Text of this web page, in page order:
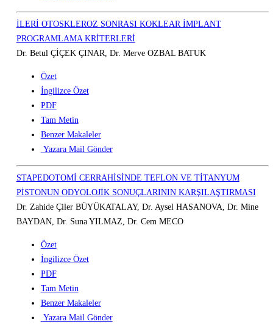
İLERİ OTOSKLEROZ SONRASI KOKLEAR İMPLANT
PROGRAMLAMA KRİTERLERİ
Dr. Betul ÇİÇEK ÇINAR, Dr. Merve OZBAL BATUK
Özet
İngilizce Özet
PDF
Tam Metin
Benzer Makaleler
Yazara Mail Gönder
STAPEDOTOMİ CERRAHİSİNDE TEFLON VE TİTANYUM
PİSTONUN ODYOLOJİK SONUÇLARININ KARŞILAŞTIRMASI
Dr. Zahide Çiler BÜYÜKATALAY, Dr. Aysel HASANOVA, Dr. Mine
BAYDAN, Dr. Suna YILMAZ, Dr. Cem MECO
Özet
İngilizce Özet
PDF
Tam Metin
Benzer Makaleler
Yazara Mail Gönder